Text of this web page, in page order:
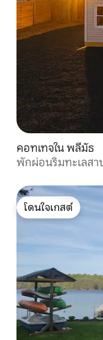
คอทเทจใน พลีมัธ
พักผ่อนริมทะเลสา
โดนใจเกสต์
โดนใจเกสต์